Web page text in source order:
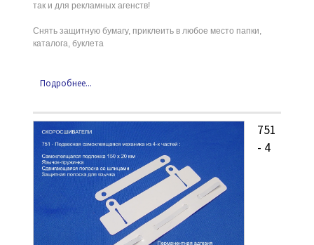
так и для рекламных агенств!
Снять защитную бумагу, приклеить в любое место папки,
каталога, буклета
Подробнее...
751
- 4